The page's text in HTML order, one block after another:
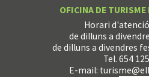
OFICINA DE TURISME
Horari
de dilluns a
de dilluns a divendres
Tel. 654
E-mail: